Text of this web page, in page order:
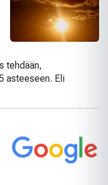
tehdään,
asteeseen. Eli